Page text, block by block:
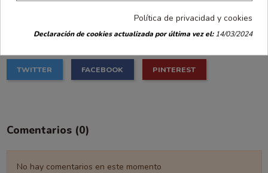
Share this post
TWITTER FACEBOOK PINTEREST
Comentarios (0)
No hay comentarios en este momento
Política de privacidad y cookies
Declaración de cookies actualizada por última vez el:14/03/2024